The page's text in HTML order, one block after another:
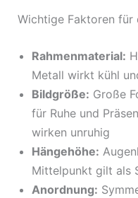
Wichtige Faktoren für
Rahmenmaterial:
Metall wirkt kühl
Bildgröße: Große
für Ruhe und
wirken unruhig
Hängehöhe:
Mittelpunkt gilt als
Anordnung: